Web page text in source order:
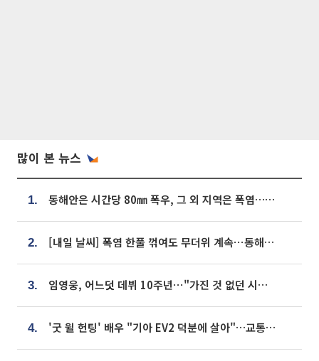
많이 본 뉴스
1. 동해안은 시간당 80㎜ 폭우, 그 외 지역은 폭염…‘극과 극 날씨’
2. [내일 날씨] 폭염 한풀 꺾여도 무더위 계속⋯동해안 이틀 연속 비
3. 임영웅, 어느덧 데뷔 10주년⋯"가진 것 없던 시절, 내 앞엔 20명의 팬뿐"
4. '굿 윌 헌팅' 배우 "기아 EV2 덕분에 살아"…교통사고 후 안전성 극찬